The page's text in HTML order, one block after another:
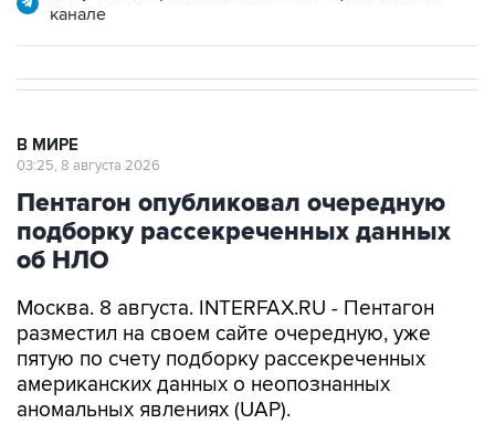
Пентагон опубликовал очередную
подборку рассекреченных данных
об НЛО
Москва. 8 августа. INTERFAX.RU - Пентагон
пятую по счету подборку рассекреченных
американских данных о неопознанных
аномальных явлениях (UAP).
"Министерство войны публикует пятую часть